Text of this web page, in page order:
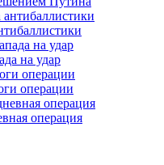
на удар
операции
операция